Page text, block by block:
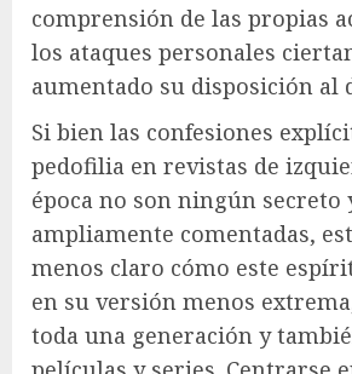
comprensión de las propias
los ataques personales
aumentado su disposición al
Si bien las confesiones
pedofilia en revistas de
época no son ningún secreto
ampliamente comentadas,
menos claro cómo este
en su versión menos
toda una generación y